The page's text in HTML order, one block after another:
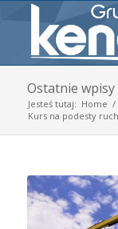
Ostatnie
Jesteś tutaj: Home /
Kurs na podesty